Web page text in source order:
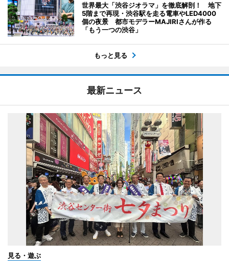
世界最大「渋谷ジオラマ」を徹底解剖！ 地下
5階まで再現・渋谷駅を走る電車やLED4000
個の夜景 都市モデラーMAJIRIさんが作る
「もう一つの渋谷」
もっと見る
最新ニュース
見る・遊ぶ